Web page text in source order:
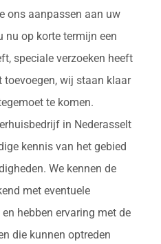
ons aanpassen aan uw
nu op korte termijn een
speciale verzoeken heeft
wij staan klaar
te komen.
in Nederasselt
kennis van het gebied
We kennen de
met eventuele
hebben ervaring met de
die kunnen optreden